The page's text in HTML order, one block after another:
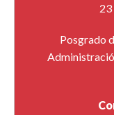
23
Posgrado